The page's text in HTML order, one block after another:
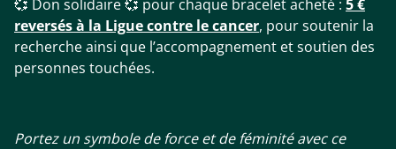
💞 Don solidaire 💞 pour chaque bracelet acheté : 5 €
reversés à la Ligue contre le cancer, pour soutenir la
recherche ainsi que l’accompagnement et soutien des
personnes touchées.
Portez un symbole de force et de féminité avec ce